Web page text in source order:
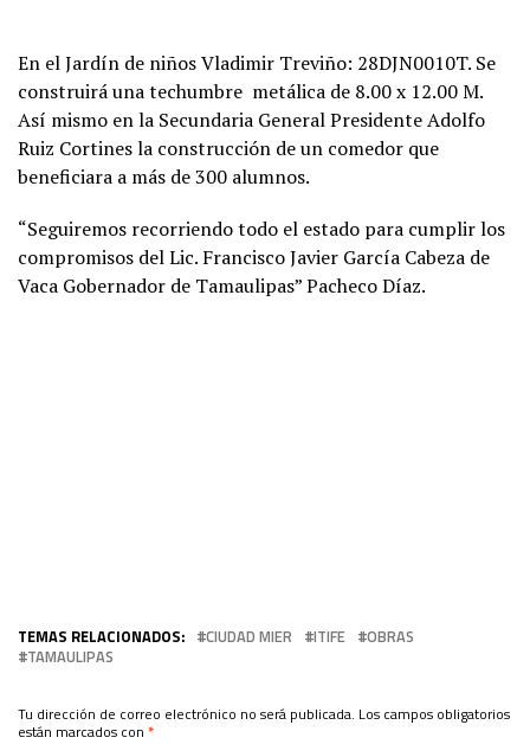
En el Jardín de niños Vladimir Treviño: 28DJN0010T. Se
construirá una techumbre metálica de 8.00 x 12.00 M.
Así mismo en la Secundaria General Presidente Adolfo
Ruiz Cortines la construcción de un comedor que
beneficiara a más de 300 alumnos.
“Seguiremos recorriendo todo el estado para cumplir los
compromisos del Lic. Francisco Javier García Cabeza de
Vaca Gobernador de Tamaulipas” Pacheco Díaz.
TEMAS RELACIONADOS: CIUDAD MIER ITIFE
OBRAS
TAMAULIPAS
Tu dirección de correo electrónico no será publicada. Los campos obligatorios
están marcados con *